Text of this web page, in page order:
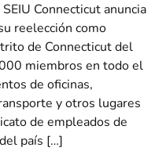
Connecticut anuncia
reelección como
de Connecticut del
miembros en todo el
de oficinas,
y otros lugares
de empleados de
país […]